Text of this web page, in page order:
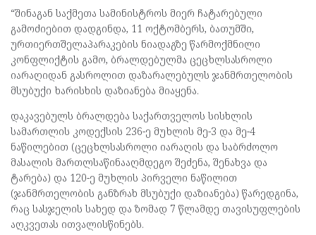
“შინაგან საქმეთა სამინისტროს მიერ ჩატარებული
გამოძიებით დადგინდა, 11 ოქტომბერს, ბათუმში,
ურთიერთშელაპარაკების ნიადაგზე წარმოქმნილი
კონფლიქტის გამო, ბრალდებულმა ცეცხლსასროლი
იარაღიდან გასროლით დაზარალებულს ჯანმრთელობის
მსუბუქი ხარისხის დაზიანება მიაყენა.
დაკავებულს ბრალდება საქართველოს სისხლის
სამართლის კოდექსის 236-ე მუხლის მე-3 და მე-4
ნაწილებით (ცეცხლსასროლი იარაღის და საბრძოლო
მასალის მართლსაწინააღმდეგო შეძენა, შენახვა და
ტარება) და 120-ე მუხლის პირველი ნაწილით
(ჯანმრთელობის განზრახ მსუბუქი დაზიანება) წარედგინა,
რაც სასჯელის სახედ და ზომად 7 წლამდე თავისუფლების
აღკვეთას ითვალისწინებს.